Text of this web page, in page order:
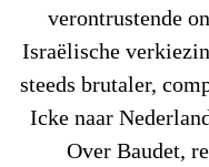
verontrustende
Israëlische
steeds brutaler,
Icke naar
Over Baudet,